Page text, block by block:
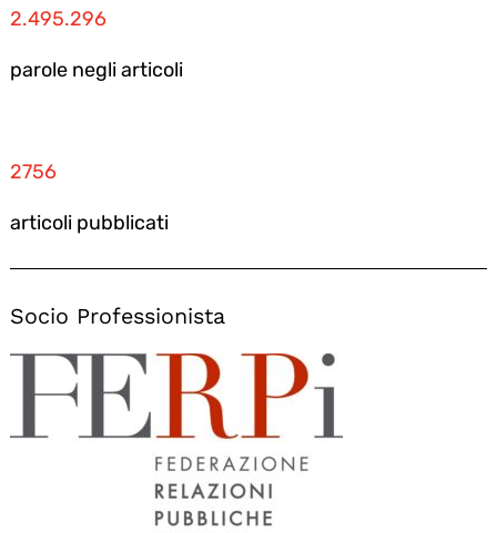
2.495.296
parole negli articoli
2756
articoli pubblicati
Socio Professionista